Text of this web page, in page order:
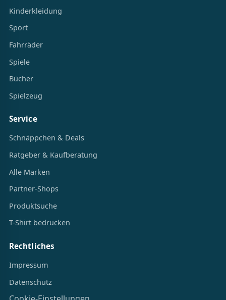
Kinderkleidung
Sport
Fahrräder
Spiele
Bücher
Spielzeug
Service
Schnäppchen & Deals
Ratgeber & Kaufberatung
Alle Marken
Partner-Shops
Produktsuche
T-Shirt bedrucken
Rechtliches
Impressum
Datenschutz